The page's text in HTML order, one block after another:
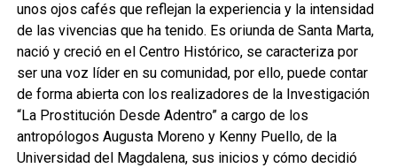
unos ojos cafés que reflejan la experiencia y la intensidad
de las vivencias que ha tenido. Es oriunda de Santa Marta,
nació y creció en el Centro Histórico, se caracteriza por
ser una voz líder en su comunidad, por ello, puede contar
de forma abierta con los realizadores de la Investigación
“La Prostitución Desde Adentro” a cargo de los
antropólogos Augusta Moreno y Kenny Puello, de la
Universidad del Magdalena, sus inicios y cómo decidió